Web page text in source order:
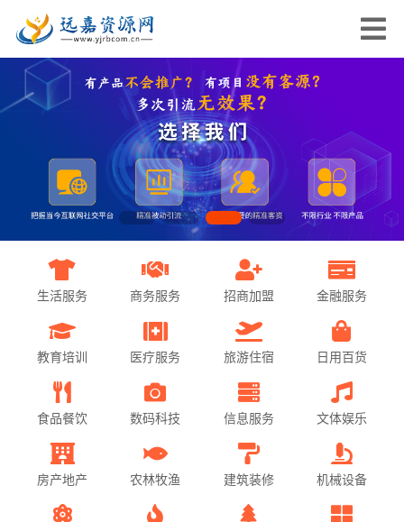
生活服务 商务服务 招商加盟 金融服务
教育培训 医疗服务 旅游住宿 日用百货
食品餐饮 数码科技 信息服务 文体娱乐
房产地产 农林牧渔 建筑装修 机械设备